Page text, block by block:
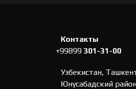
Контакты
+99899 301-31-00
Узбекистан,
Юнусабадский